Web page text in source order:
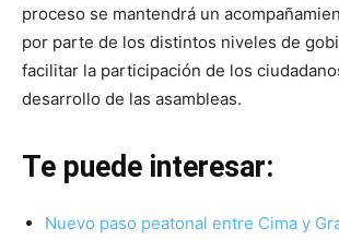
proceso se mantendrá un
por parte de los distintos niveles de
facilitar la participación de los
desarrollo de las asambleas.
Te puede interesar:
Nuevo paso peatonal entre Cima y